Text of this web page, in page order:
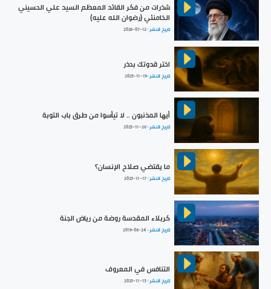
شذرات من فكر القائد المعظم السيد علي الحسيني
الخامنئي (رضوان الله عليه)
تاريخ النشر :2026-07-12
اختر قدوتك بحذر
تاريخ النشر :2025-11-19
أيها المذنبون .. لا تيأسوا من طرق باب التوبة
تاريخ النشر :2025-11-26
ما يقتضي صلاح الإنسان؟
تاريخ النشر :2025-11-17
كربلاء المقدسة روضة من رياض الجنة
تاريخ النشر : 2019-06-24
التنافس في المعروف
تاريخ النشر :2025-11-15